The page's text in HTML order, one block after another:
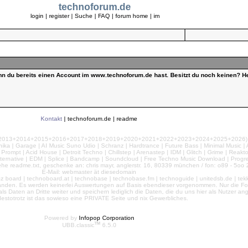
technoforum.de
login | register | Suche | FAQ| forum home | im
du bereits einen Account im www.technoforum.de hast. Besitzt du noch keinen?
Kontakt | technoforum.de | readme
| Garage | AI Music Suno Udio | Schranz | Hardtrance | Future Bass | Minimal
| Acid House | Detroit Techno | Chillstep | Arenastep | IDM | Glitch | Grime |
| EDM | Splice | Bandcamp | Soundcloud | Free Techno Music Download |
readme.txt, geschenke an: chris mayr, anglerstr. 16, 80339 münchen / fon: o89 - 5oo
E-Mail: webmaster ät diesedomain
board | technoboard.at | technobase | technobase.fm | technoguide | unitedsb.de |
Es werden keinerlei Auswertungen auf Basis ebendieser vorgenommen. Nur die
an Dritte weiter und speichern lediglich die Daten, die du uns hier als Nutzer
ist das sowieso eine PRIVATE Seite und nix Gewerbliches.
Powered by Infopop Corporation
UBB.classicTM 6.5.0